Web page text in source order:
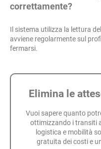
correttamente?
Il sistema utilizza la lettura
avviene regolarmente sul
fermarsi.
Elimina le
Vuoi sapere quanto
ottimizzando i transiti
logistica e mobilità
gratuita dei costi e